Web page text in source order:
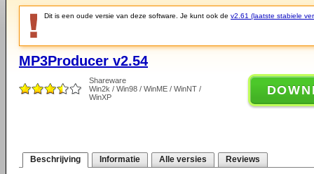
Dit is een oude versie van deze software. Je kunt ook de v2.61 (laatste stabiele
MP3Producer v2.54
Shareware
Win2k / Win98 / WinME / WinNT /
WinXP
Beschrijving Informatie Alle versies Reviews